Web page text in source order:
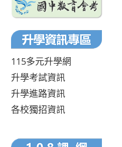
115多元升學網
升學考試資訊
升學進路資訊
各校獨招資訊